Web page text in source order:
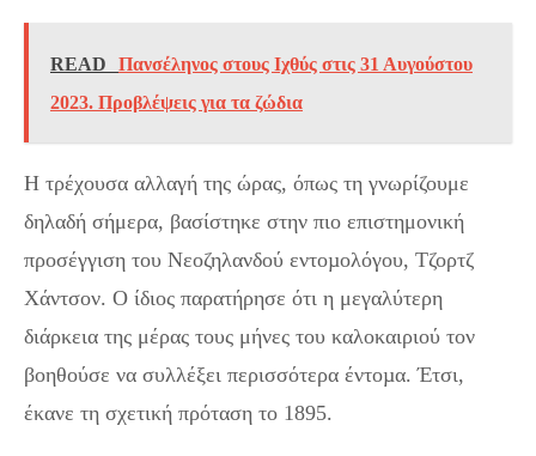
READ
Πανσέληνος στους Ιχθύς στις 31 Αυγούστου
2023. Προβλέψεις για τα ζώδια
Η τρέχουσα αλλαγή της ώρας, όπως τη γνωρίζουμε
δηλαδή σήμερα, βασίστηκε στην πιο επιστημονική
προσέγγιση του Νεοζηλανδού εντοµολόγου, Τζορτζ
Χάντσον. Ο ίδιος παρατήρησε ότι η μεγαλύτερη
διάρκεια της μέρας τους μήνες του καλοκαιριού τον
βοηθούσε να συλλέξει περισσότερα έντοµα. Έτσι,
έκανε τη σχετική πρόταση το 1895.